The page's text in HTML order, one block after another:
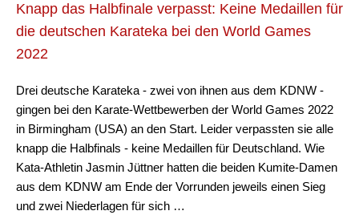
Knapp das Halbfinale verpasst: Keine Medaillen für
die deutschen Karateka bei den World Games
2022
Drei deutsche Karateka - zwei von ihnen aus dem KDNW -
gingen bei den Karate-Wettbewerben der World Games 2022
in Birmingham (USA) an den Start. Leider verpassten sie alle
knapp die Halbfinals - keine Medaillen für Deutschland. Wie
Kata-Athletin Jasmin Jüttner hatten die beiden Kumite-Damen
aus dem KDNW am Ende der Vorrunden jeweils einen Sieg
und zwei Niederlagen für sich …